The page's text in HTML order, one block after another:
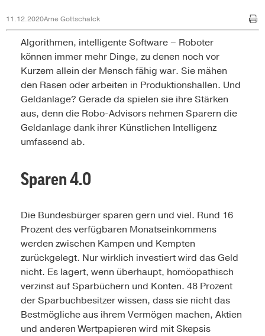
11.12.2020Arne Gottschalck
Algorithmen, intelligente Software – Roboter
können immer mehr Dinge, zu denen noch vor
Kurzem allein der Mensch fähig war. Sie mähen
den Rasen oder arbeiten in Produktionshallen. Und
Geldanlage? Gerade da spielen sie ihre Stärken
aus, denn die Robo-Advisors nehmen Sparern die
Geldanlage dank ihrer Künstlichen Intelligenz
umfassend ab.
Sparen 4.0
Die Bundesbürger sparen gern und viel. Rund 16
Prozent des verfügbaren Monatseinkommens
werden zwischen Kampen und Kempten
zurückgelegt. Nur wirklich investiert wird das Geld
nicht. Es lagert, wenn überhaupt, homöopathisch
verzinst auf Sparbüchern und Konten. 48 Prozent
der Sparbuchbesitzer wissen, dass sie nicht das
Bestmögliche aus ihrem Vermögen machen, Aktien
und anderen Wertpapieren wird mit Skepsis